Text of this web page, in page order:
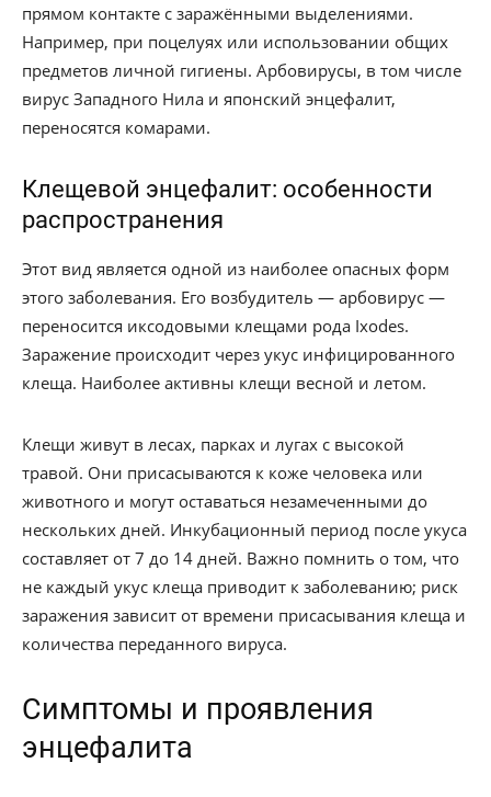
прямом контакте с заражёнными выделениями.
Например, при поцелуях или использовании общих
предметов личной гигиены. Арбовирусы, в том числе
вирус Западного Нила и японский энцефалит,
переносятся комарами.
Клещевой энцефалит: особенности
распространения
Этот вид является одной из наиболее опасных форм
этого заболевания. Его возбудитель — арбовирус —
переносится иксодовыми клещами рода Ixodes.
Заражение происходит через укус инфицированного
клеща. Наиболее активны клещи весной и летом.
Клещи живут в лесах, парках и лугах с высокой
травой. Они присасываются к коже человека или
животного и могут оставаться незамеченными до
нескольких дней. Инкубационный период после укуса
составляет от 7 до 14 дней. Важно помнить о том, что
не каждый укус клеща приводит к заболеванию; риск
заражения зависит от времени присасывания клеща и
количества переданного вируса.
Симптомы и проявления
энцефалита